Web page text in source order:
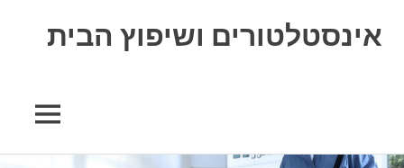
אינסטלטורים ושיפוץ הבית